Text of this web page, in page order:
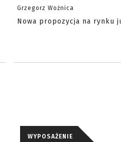
Grzegorz Woźnica
Nowa propozycja na rynku
WYPOSAŻENIE